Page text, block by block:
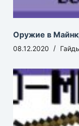
Оружие в
08.12.2020